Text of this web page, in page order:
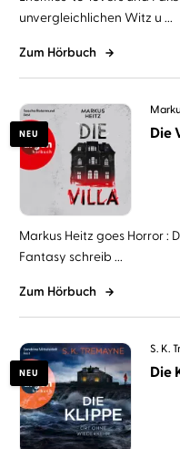
unvergleichlichen Witz u ...
Zum Hörbuch
NEU Die
Markus Heitz goes Horror :
Fantasy schreib ...
Zum Hörbuch
NEU
S. K.
Die